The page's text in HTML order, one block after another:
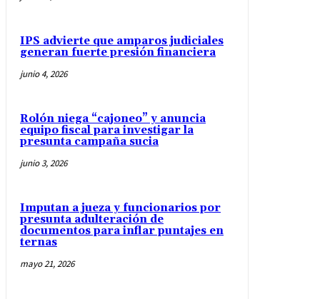
IPS advierte que amparos judiciales
generan fuerte presión financiera
junio 4, 2026
Rolón niega “cajoneo” y anuncia
equipo fiscal para investigar la
presunta campaña sucia
junio 3, 2026
Imputan a jueza y funcionarios por
presunta adulteración de
documentos para inflar puntajes en
ternas
mayo 21, 2026